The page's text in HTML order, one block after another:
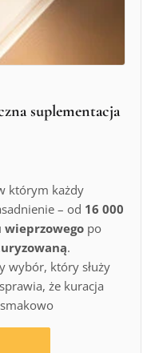
suplementacja
którym każdy
– od 16 000
wieprzowego po
.
wybór, który służy
że kuracja